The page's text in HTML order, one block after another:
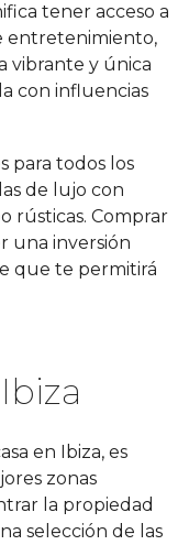
tener acceso a
entretenimiento,
vibrante y única
con influencias
para todos los
de lujo con
rústicas. Comprar
una inversión
que te permitirá
en Ibiza, es
zonas
la propiedad
selección de las